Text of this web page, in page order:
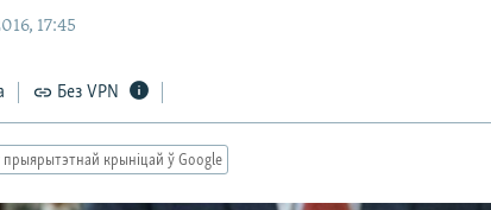
17:45
Без VPN
прыярытэтнай крыніцай ў Google